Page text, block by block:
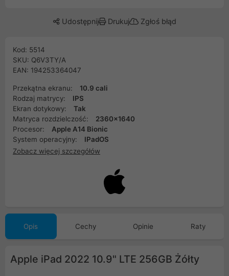
Udostępnij Drukuj Zgłoś błąd
Kod: 5514
SKU: Q6V3TY/A
EAN: 194253364047
Przekątna ekranu:
10.9 cali
Rodzaj matrycy:
IPS
Ekran dotykowy:
Tak
Matryca rozdzielczość:
2360x1640
Procesor:
Apple A14 Bionic
System operacyjny:
IPadOS
Zobacz więcej szczegółów
Opis Cechy Opinie Raty
Apple iPad 2022 10.9" LTE 256GB Żółty